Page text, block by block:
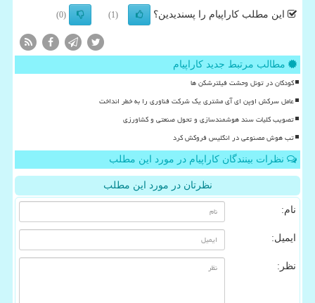
این مطلب کاراپیام را پسندیدین؟ (1)
(0)
مطالب مرتبط جدید کاراپیام
کودکان در تونل وحشت فیلترشکن ها
عامل سرکش اوپن ای آی مشتری یک شرکت فناوری را به خطر انداخت
تصویب کلیات سند هوشمندسازی و تحول صنعتی و کشاورزی
تب هوش مصنوعی در انگلیس فروکش کرد
نظرات بینندگان کاراپیام در مورد این مطلب
نظرتان در مورد این مطلب
نام:
ایمیل:
نظر: